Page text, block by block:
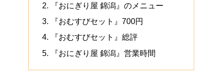
『おにぎり屋 錦潟』のメニュー
『おむすびセット』700円
『おむすびセット』総評
『おにぎり屋 錦潟』営業時間